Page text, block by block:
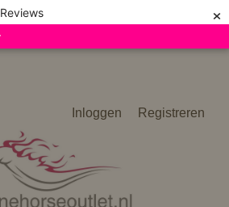
Reviews ×
Inloggen Registreren